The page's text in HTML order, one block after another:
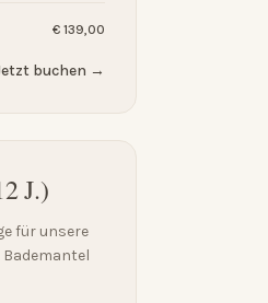
€ 139,00
buchen →
J.)
für unsere